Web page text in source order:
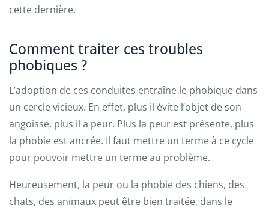
cette dernière.
Comment traiter ces troubles
phobiques ?
L’adoption de ces conduites entraîne le phobique dans
un cercle vicieux. En effet, plus il évite l’objet de son
angoisse, plus il a peur. Plus la peur est présente, plus
la phobie est ancrée. Il faut mettre un terme à ce cycle
pour pouvoir mettre un terme au problème.
Heureusement, la peur ou la phobie des chiens, des
chats, des animaux peut être bien traitée, dans le